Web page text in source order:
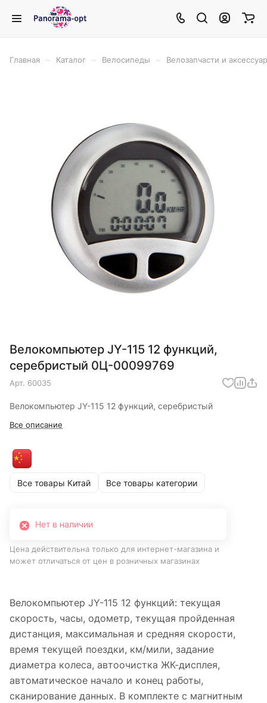
Главная Каталог Велосипеды Велозапчасти и
Велокомпьютер JY-115 12 функций,
серебристый 0Ц-00099769
Арт. 60035
Велокомпьютер JY-115 12 функций, серебристый
Все описание
Все товары Китай Все товары категории
Нет в наличии
Цена действительна только для интернет-магазина и
может отличаться от цен в розничных магазинах
Велокомпьютер JY-115 12 функций: текущая
скорость, часы, одометр, текущая пройденная
дистанция, максимальная и средняя скорости,
время текущей поездки, км/мили, задание
диаметра колеса, автоочистка ЖК-дисплея,
автоматическое начало и конец работы,
сканирование данных. В комплекте с магнитным